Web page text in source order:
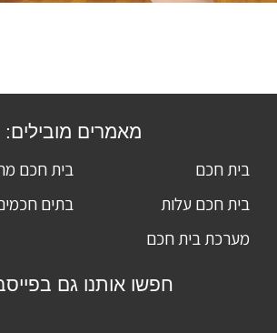
מאמרים מובילים:
בית חכם
בית חכם
בית חכם עלות
בתים
מערכת בית חכם
חפשו אותנו גם